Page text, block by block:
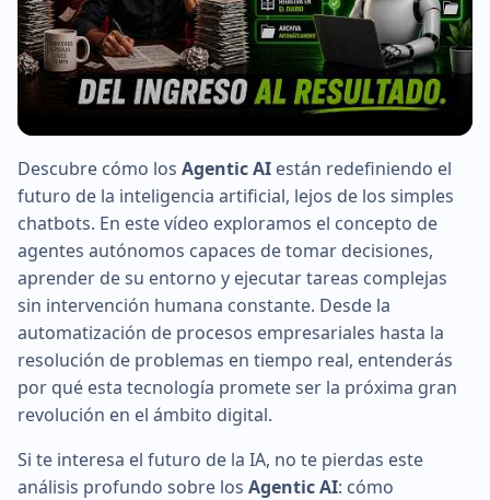
▶
Descubre cómo los Agentic AI están redefiniendo el
futuro de la inteligencia artificial, lejos de los simples
chatbots. En este vídeo exploramos el concepto de
agentes autónomos capaces de tomar decisiones,
aprender de su entorno y ejecutar tareas complejas
sin intervención humana constante. Desde la
automatización de procesos empresariales hasta la
resolución de problemas en tiempo real, entenderás
por qué esta tecnología promete ser la próxima gran
revolución en el ámbito digital.
Si te interesa el futuro de la IA, no te pierdas este
análisis profundo sobre los Agentic AI: cómo